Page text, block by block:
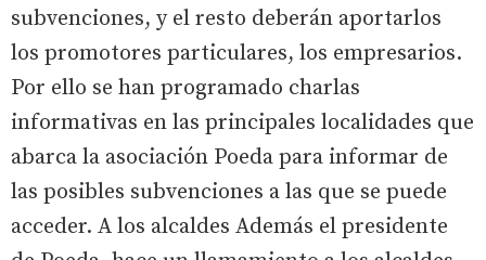
subvenciones, y el resto deberán aportarlos
los promotores particulares, los empresarios.
Por ello se han programado charlas
informativas en las principales localidades que
abarca la asociación Poeda para informar de
las posibles subvenciones a las que se puede
acceder. A los alcaldes Además el presidente